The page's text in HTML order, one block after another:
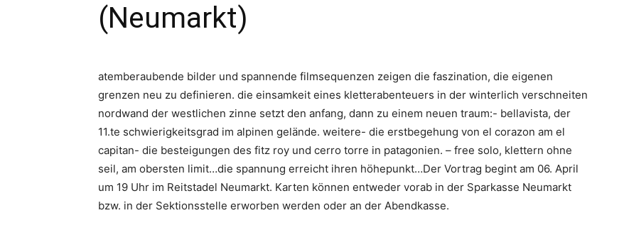
(Neumarkt)
atemberaubende bilder und spannende filmsequenzen zeigen die faszination, die eigenen
grenzen neu zu definieren. die einsamkeit eines kletterabenteuers in der winterlich verschneiten
nordwand der westlichen zinne setzt den anfang, dann zu einem neuen traum:- bellavista, der
11.te schwierigkeitsgrad im alpinen gelände. weitere- die erstbegehung von el corazon am el
capitan- die besteigungen des fitz roy und cerro torre in patagonien. – free solo, klettern ohne
seil, am obersten limit…die spannung erreicht ihren höhepunkt…Der Vortrag begint am 06. April
um 19 Uhr im Reitstadel Neumarkt. Karten können entweder vorab in der Sparkasse Neumarkt
bzw. in der Sektionsstelle erworben werden oder an der Abendkasse.